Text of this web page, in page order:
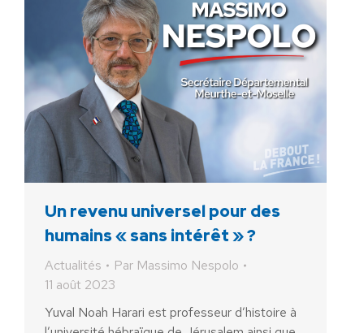
Un revenu universel pour des
humains « sans intérêt » ?
Actualités Par Massimo Nespolo
11 août 2023
Yuval Noah Harari est professeur d’histoire à